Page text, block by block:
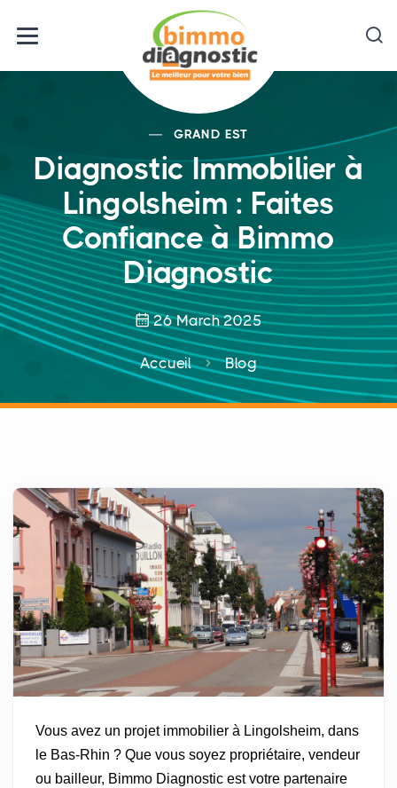
GRAND EST
Diagnostic Immobilier à
Lingolsheim : Faites
Confiance à Bimmo
Diagnostic
26 March 2025
Accueil Blog
Vous avez un projet immobilier à Lingolsheim, dans
le Bas-Rhin ? Que vous soyez propriétaire, vendeur
ou bailleur, Bimmo Diagnostic est votre partenaire